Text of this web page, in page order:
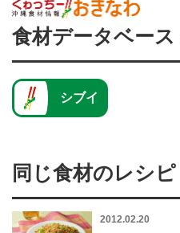
食材データベース
シブイ
同じ食材のレシピ
2012.02.20